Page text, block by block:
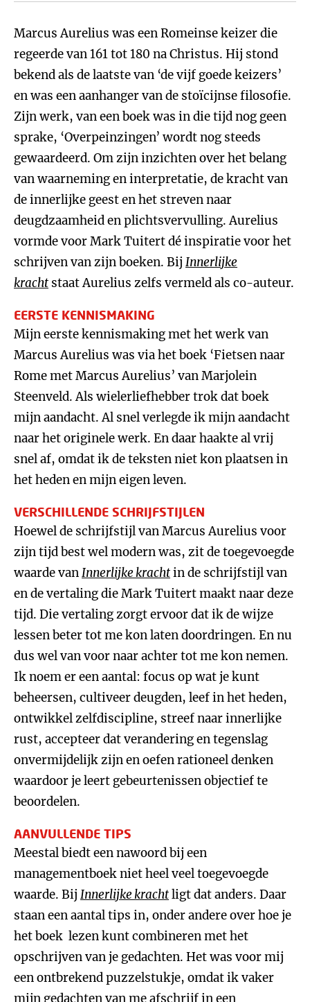
Marcus Aurelius was een Romeinse keizer die
regeerde van 161 tot 180 na Christus. Hij stond
bekend als de laatste van ‘de vijf goede keizers’
en was een aanhanger van de stoïcijnse filosofie.
Zijn werk, van een boek was in die tijd nog geen
sprake, ‘Overpeinzingen’ wordt nog steeds
gewaardeerd. Om zijn inzichten over het belang
van waarneming en interpretatie, de kracht van
de innerlijke geest en het streven naar
deugdzaamheid en plichtsvervulling. Aurelius
vormde voor Mark Tuitert dé inspiratie voor het
schrijven van zijn boeken. Bij Innerlijke
kracht staat Aurelius zelfs vermeld als co-auteur.
EERSTE KENNISMAKING
Mijn eerste kennismaking met het werk van
Marcus Aurelius was via het boek ‘Fietsen naar
Rome met Marcus Aurelius’ van Marjolein
Steenveld. Als wielerliefhebber trok dat boek
mijn aandacht. Al snel verlegde ik mijn aandacht
naar het originele werk. En daar haakte al vrij
snel af, omdat ik de teksten niet kon plaatsen in
het heden en mijn eigen leven.
VERSCHILLENDE SCHRIJFSTIJLEN
Hoewel de schrijfstijl van Marcus Aurelius voor
zijn tijd best wel modern was, zit de toegevoegde
waarde vanInnerlijke krachtin de schrijfstijl van
en de vertaling die Mark Tuitert maakt naar deze
tijd. Die vertaling zorgt ervoor dat ik de wijze
lessen beter tot me kon laten doordringen. En nu
dus wel van voor naar achter tot me kon nemen.
Ik noem er een aantal: focus op wat je kunt
beheersen, cultiveer deugden, leef in het heden,
ontwikkel zelfdiscipline, streef naar innerlijke
rust, accepteer dat verandering en tegenslag
onvermijdelijk zijn en oefen rationeel denken
waardoor je leert gebeurtenissen objectief te
beoordelen.
AANVULLENDE TIPS
Meestal biedt een nawoord bij een
managementboek niet heel veel toegevoegde
waarde. Bij Innerlijke krachtligt dat anders. Daar
staan een aantal tips in, onder andere over hoe je
het boek lezen kunt combineren met het
opschrijven van je gedachten. Het was voor mij
een ontbrekend puzzelstukje, omdat ik vaker
mijn gedachten van me afschrijf in een